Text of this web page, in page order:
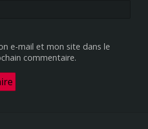
e-mail et mon site dans le
commentaire.